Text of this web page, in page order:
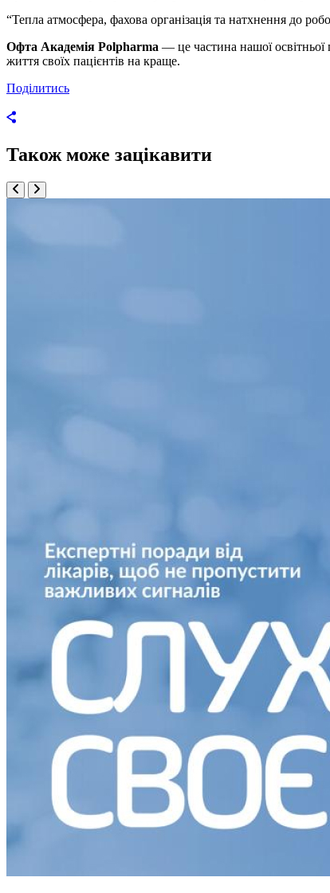
“Тепла атмосфера, фахова організація та натхнення до
Офта Академія Polpharma — це частина нашої освітньої
життя своїх пацієнтів на краще.
Поділитись
Також може зацікавити